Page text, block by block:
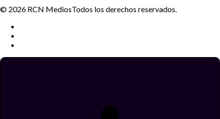
© 2026 RCN MediosTodos los derechos reservados.